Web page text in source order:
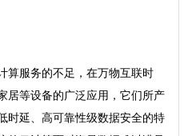
算服务的不足，在万物互联时
居等设备的广泛应用，它们所产
时延、高可靠性级数据安全的特